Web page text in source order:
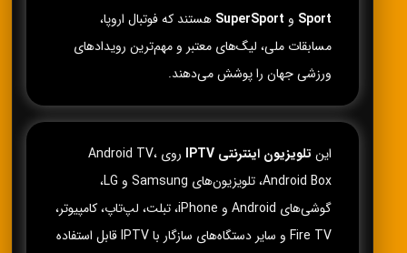
Sport و SuperSport هستند که فوتبال اروپا،
مسابقات ملی، لیگ‌های معتبر و مهم‌ترین رویدادهای
ورزشی جهان را پوشش می‌دهند.
این تلویزیون اینترنتی IPTV
روی Android TV،
Android Box، تلویزیون‌های Samsung و LG،
گوشی‌های Android و iPhone، تبلت، لپ‌تاپ، کامپیوتر،
Fire TV و سایر دستگاه‌های سازگار با IPTV قابل استفاده